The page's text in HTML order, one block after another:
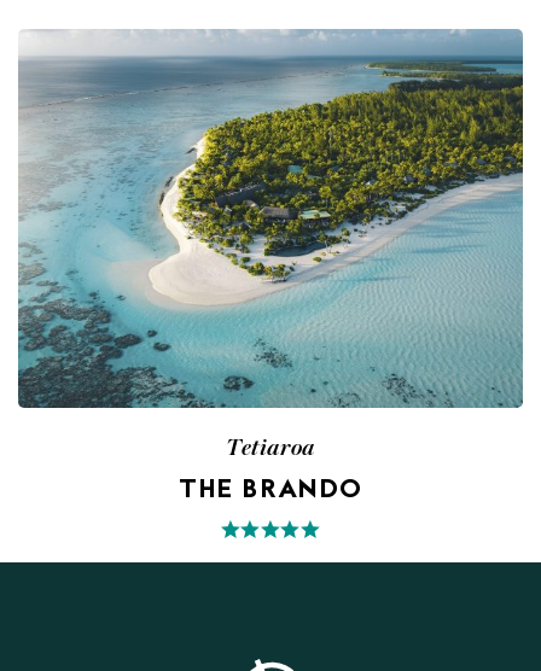
Tetiaroa
THE BRANDO